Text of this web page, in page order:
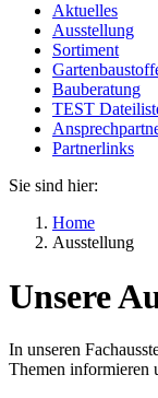
Aktuelles
Ausstellung
Sortiment
Bauberatung
TEST
Partnerlinks
Sie sind hier:
Home
Ausstellung
Unsere
In unseren
Themen informieren